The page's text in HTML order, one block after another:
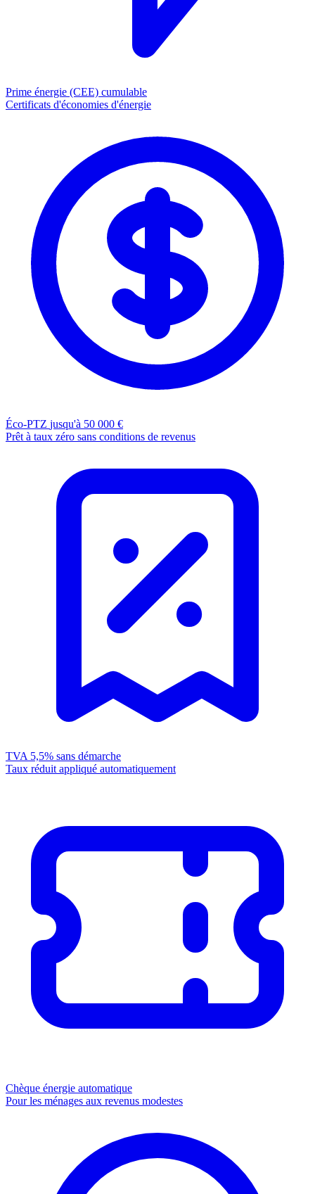
Prime énergie (CEE) cumulable
Certificats d'économies d'énergie
Éco-PTZ jusqu'à 50 000 €
Prêt à taux zéro sans conditions de revenus
TVA 5,5% sans démarche
Taux réduit appliqué automatiquement
Chèque énergie automatique
Pour les ménages aux revenus modestes